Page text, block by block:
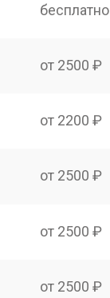
бесплатно
от 2500 ₽
от 2200 ₽
от 2500 ₽
от 2500 ₽
от 2500 ₽